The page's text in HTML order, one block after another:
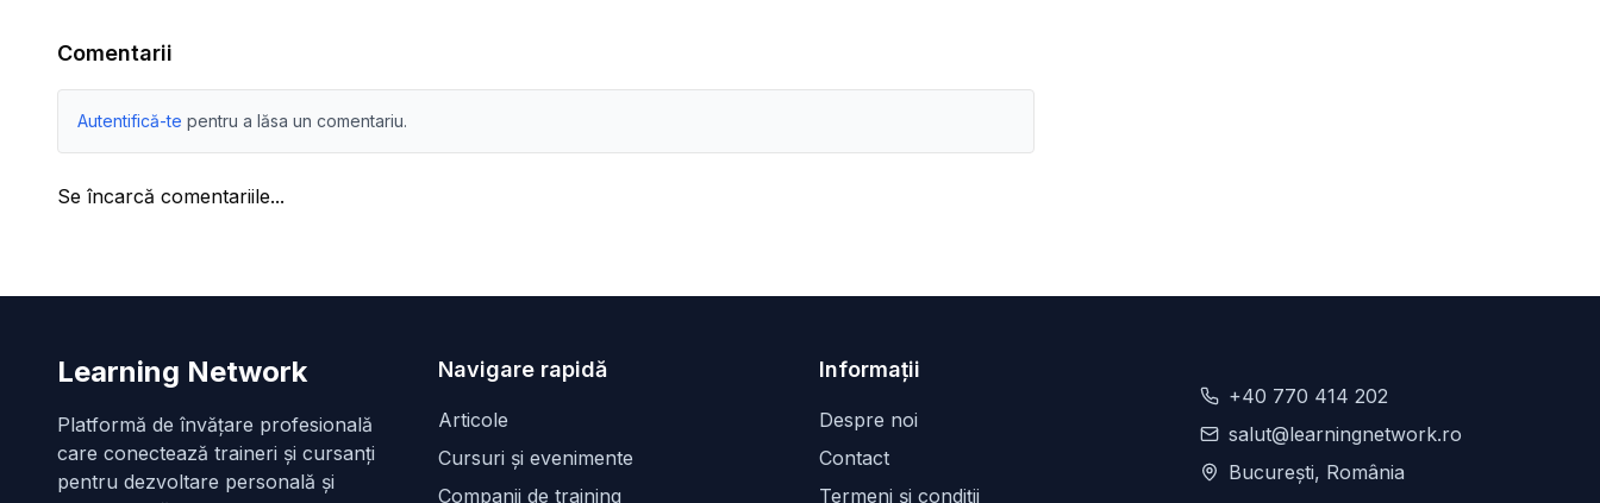
Comentarii
Autentifică-te pentru a lăsa un comentariu.
Se încarcă comentariile...
Learning Network
Platformă de învățare profesională
care conectează traineri și cursanți
pentru dezvoltare personală și
Navigare rapidă
Articole
Cursuri și evenimente
Companii de training
Informații
Despre noi
Contact
Termeni și condiții
+40 770 414 202
salut@learningnetwork.ro
București, România